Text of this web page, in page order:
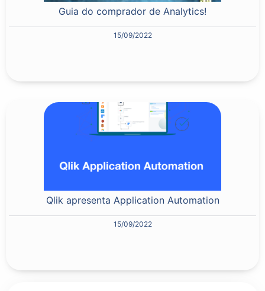
Guia do comprador de Analytics!
15/09/2022
Qlik apresenta Application Automation
15/09/2022